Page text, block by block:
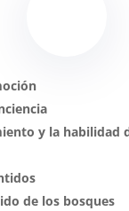
y la habilidad
de los bosques